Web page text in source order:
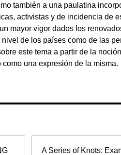
también a una paulatina
activistas y de incidencia de
mayor vigor dados los
de los países como de las
este tema a partir de la
una expresión de la misma.
A Series of Knots: